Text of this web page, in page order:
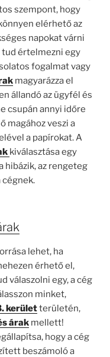
szempont, hogy
elérhető az
napokat várni
tud értelmezni egy
fogalmat vagy
magyarázza el
állandó az ügyfél és
csupán annyi időre
magához veszi a
a papírokat. A
kiválasztása egy
hibázik, az rengeteg
lehet, ha
érhető el,
válaszolni egy, a cég
minket,
kerületterületén,
árakmellett!
hogy a cég
beszámoló a